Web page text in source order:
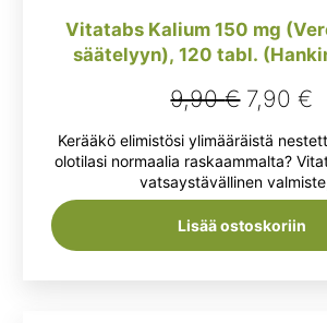
Vitatabs Kalium 150 mg
säätelyyn), 120 tabl.
9,90€
hinta
oli:
9,90 €.
7,90€
Kerääkö elimistösi ylimääräistä
olotilasi normaalia raskaammalta?
vatsaystävällinen
Lisää ostoskoriin